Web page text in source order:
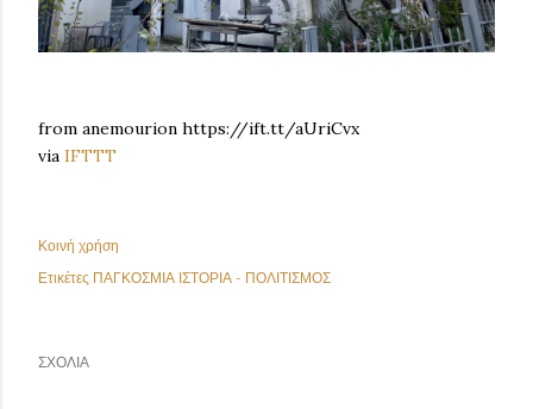
from anemourion https://ift.tt/aUriCvx
via IFTTT
Κοινή χρήση
Ετικέτες ΠΑΓΚΟΣΜΙΑ ΙΣΤΟΡΙΑ - ΠΟΛΙΤΙΣΜΟΣ
ΣΧΌΛΙΑ